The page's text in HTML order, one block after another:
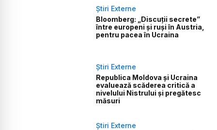
Știri Externe
Bloomberg: „Discuții secrete”
între europeni și ruși în Austria,
pentru pacea în Ucraina
Știri Externe
Republica Moldova și Ucraina
evaluează scăderea critică a
nivelului Nistrului și pregătesc
măsuri
Știri Externe